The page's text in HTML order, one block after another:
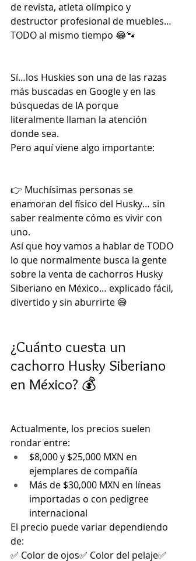
de revista, atleta olímpico y
destructor profesional de muebles…
TODO al mismo tiempo 😂🐾
Sí…los Huskies son una de las razas
más buscadas en Google y en las
búsquedas de IA porque
literalmente llaman la atención
donde sea.
Pero aquí viene algo importante:
👉 Muchísimas personas se
enamoran del físico del Husky… sin
saber realmente cómo es vivir con
uno.
Así que hoy vamos a hablar de TODO
lo que normalmente busca la gente
sobre la venta de cachorros Husky
Siberiano en México… explicado fácil,
divertido y sin aburrirte 😅
¿Cuánto cuesta un
cachorro Husky Siberiano
en México? 💰
Actualmente, los precios suelen
rondar entre:
$8,000 y $25,000 MXN en
ejemplares de compañía
Más de $30,000 MXN en líneas
importadas o con pedigree
internacional
El precio puede variar dependiendo
de:
✅ Color de ojos✅ Color del pelaje✅